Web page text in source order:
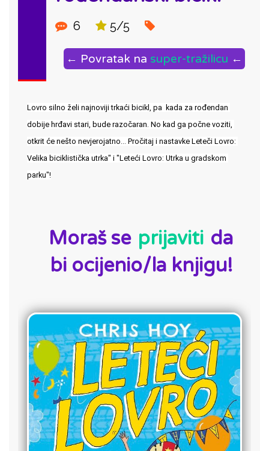
6 5/5
← Povratak na super-tražilicu ←
Lovro silno želi najnoviji trkaći bicikl, pa  kada za rođendan
dobije hrđavi stari, bude razočaran. No kad ga počne voziti,
otkrit će nešto nevjerojatno... Pročitaj i nastavke Leteči Lovro:
Velika biciklistička utrka" i "Leteći Lovro: Utrka u gradskom
parku"!
Moraš se prijaviti da
bi ocijenio/la knjigu!